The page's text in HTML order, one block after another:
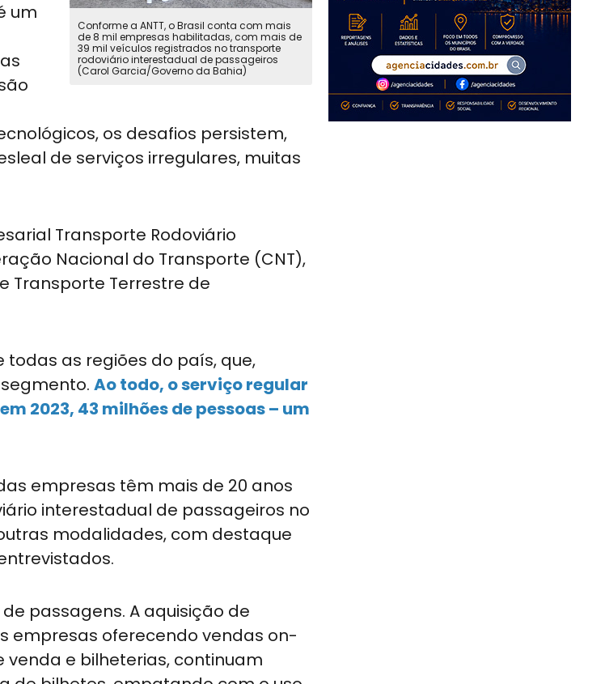
Conforme a ANTT, o Brasil conta com mais
de 8 mil empresas habilitadas, com mais de
39 mil veículos registrados no transporte
rodoviário interestadual de passageiros
(Carol Garcia/Governo da Bahia)
um
os desafios persistem,
de serviços irregulares, muitas
Transporte Rodoviário
Nacional do Transporte (CNT),
Transporte Terrestre de
as regiões do país, que,
Ao todo, o serviço regular
2023, 43 milhões de pessoas – um
empresas têm mais de 20 anos
interestadual de passageiros no
modalidades, com destaque
passagens. A aquisição de
empresas oferecendo vendas on-
venda e bilheterias, continuam